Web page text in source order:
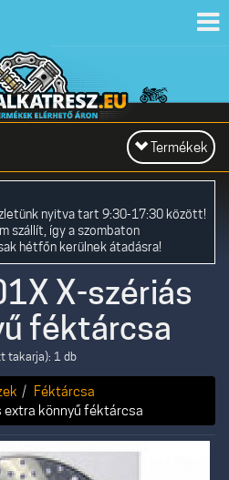
Toggle
navigation
Termékek
nyitva tart 9:30-17:30 között!
szállít, így a szombaton
hétfőn kerülnek átadásra!
X-szériás
féktárcsa
takarja): 1 db
Féktárcsa
extra könnyű féktárcsa